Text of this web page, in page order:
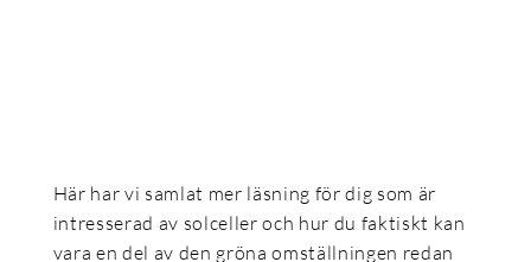
Här har vi samlat mer läsning för dig som är
intresserad av solceller och hur du faktiskt kan
vara en del av den gröna omställningen redan